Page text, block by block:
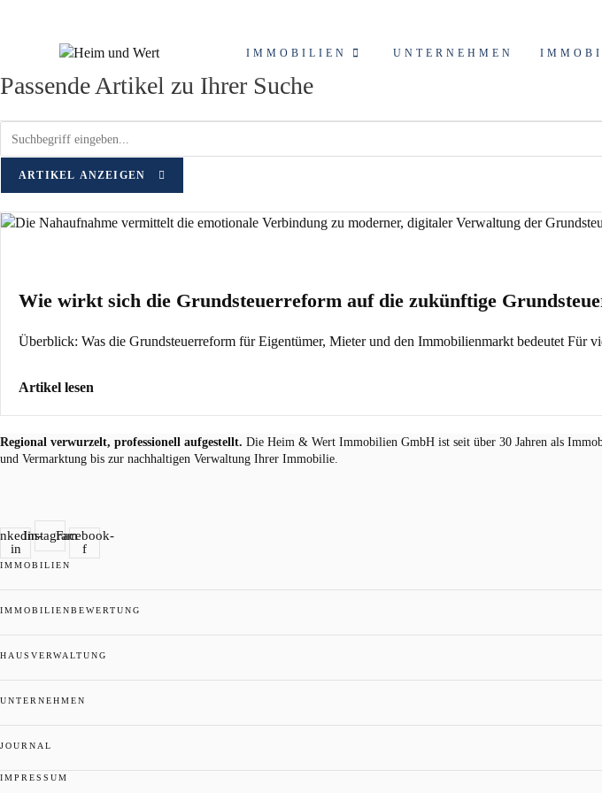
IMMOBILIEN UNTERNEHMEN
Passende Artikel zu Ihrer Suche
ARTIKEL ANZEIGEN
Wie wirkt sich die Grundsteuerreform auf die zukünftige
Überblick: Was die Grundsteuerreform für Eigentümer, Mieter und den Immobilienmarkt bedeutet Für
Artikel lesen
Regional verwurzelt, professionell aufgestellt. Die Heim & Wert Immobilien GmbH ist seit über 30 Jahren als
und Vermarktung bis zur nachhaltigen Verwaltung Ihrer Immobilie.
in
InstagramFacebook-
f
IMMOBILIEN
IMMOBILIENBEWERTUNG
HAUSVERWALTUNG
UNTERNEHMEN
JOURNAL
IMPRESSUM